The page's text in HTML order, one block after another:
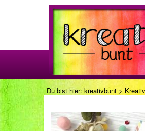
Du bist hier: kreativbunt >